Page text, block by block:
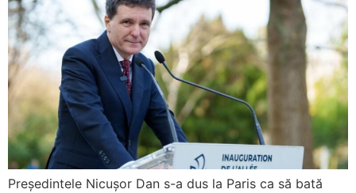
Președintele Nicușor Dan s-a dus la Paris ca să bată